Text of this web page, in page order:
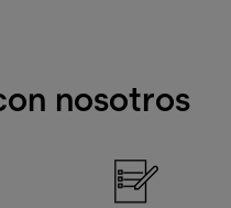
nosotros